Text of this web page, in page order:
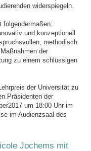
widerspiegeln.
folgendermaßen:
und konzeptionell
methodisch
der
zu einem schlüssigen
der Universität zu
Präsidenten der
um 18:00 Uhr im
im Audienzsaal des
Jochems mit